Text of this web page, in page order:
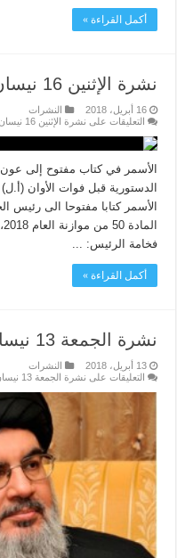
أكمل القراءة »
نشرة الإثنين 16 نيسان 2018 العدد 5551
16 أبريل، 2018
النشرات
التعليقات على نشرة الإثنين 16 نيسان 2018 العدد 5551 مغلقة
الدستورية قبل فوات الأوان
الأسمر كتابا مفتوحا الى رئيس
فخامة الرئيس: ...
أكمل القراءة »
نشرة الجمعة 13 نيسان 2018 العد 5550
13 أبريل، 2018
النشرات
التعليقات على نشرة الجمعة 13 نيسان 2018 العد 5550 مغلقة